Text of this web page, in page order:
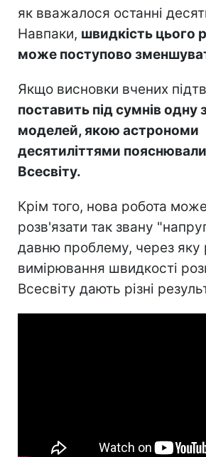
як вважалося останні
Навпаки, швидкість цього
може поступово
Якщо висновки вчених
поставить під сумнів одну
моделей, якою астрономи
десятиліттями
Всесвіту.
Крім того, нова робота
розв'язати так звану
давню проблему, через яку
вимірювання швидкості
Всесвіту дають різні